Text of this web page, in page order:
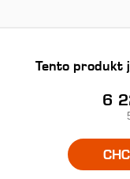
Tento produkt
6